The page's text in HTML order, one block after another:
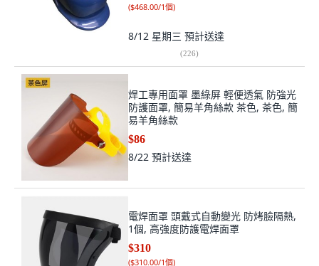
($468.00/1個)
8/12 星期三 預計送達
(226)
焊工專用面罩 墨綠屏 輕便透氣 防強光
防護面罩, 簡易羊角絲款 茶色, 茶色, 簡
易羊角絲款
$86
8/22 預計送達
電焊面罩 頭戴式自動變光 防烤臉隔熱,
1個, 高強度防護電焊面罩
$310
($310.00/1個)